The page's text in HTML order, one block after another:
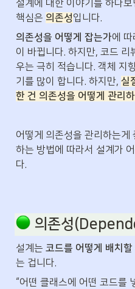
설계에 대한 이야기를 하다
핵심은 의존성입니다.
의존성을 어떻게 잡는가에 따
이 바뀝니다. 하지만, 코드 리
우는 극히 적습니다. 객체 지
기를 많이 합니다. 하지만, 실
한 건 의존성을 어떻게 관리
어떻게 의존성을 관리하는게
하는 방법에 따라서 설계가
다.
의존성
설계는 코드를 어떻게 배치
는 겁니다.
“어떤 클래스에 어떤 코드를